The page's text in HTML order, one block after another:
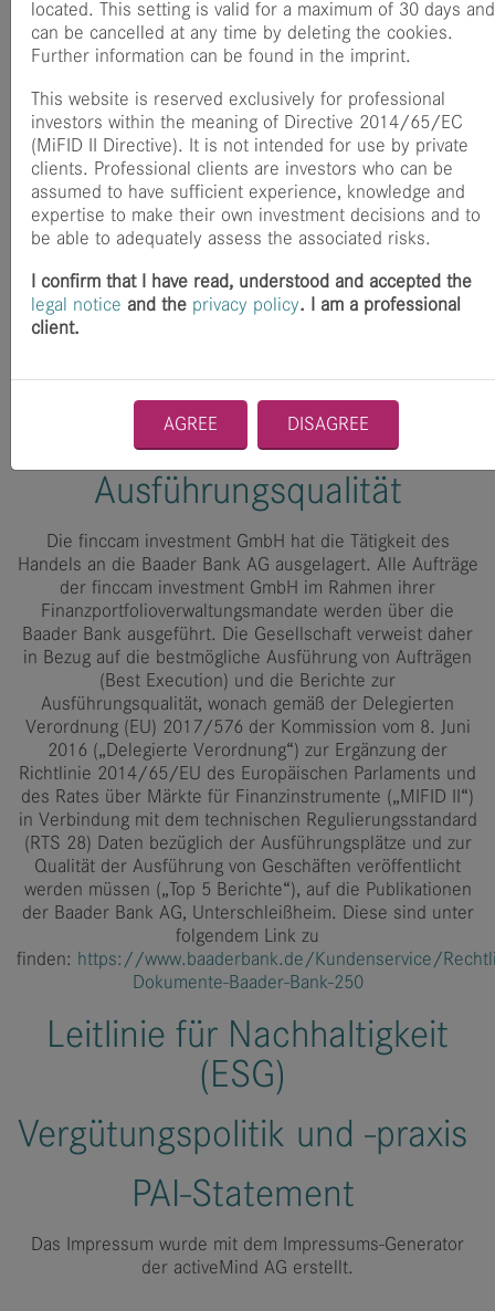
located. This setting is valid for a maximum of 30 days and
can be cancelled at any time by deleting the cookies.
Further information can be found in the imprint.
This website is reserved exclusively for professional
investors within the meaning of Directive 2014/65/EC
(MiFID II Directive). It is not intended for use by private
clients. Professional clients are investors who can be
assumed to have sufficient experience, knowledge and
expertise to make their own investment decisions and to
be able to adequately assess the associated risks.
I confirm that I have read, understood and accepted the
legal notice and the privacy policy. I am a professional
client.
AGREE DISAGREE
ursprünglichen Anlage zurückerlangt. Bestimmte
Anlageformen wie Derivate, sonstige Techniken und
Instrumente bergen zudem erhöhte Risiken in sich im
zählt insbesondere die Anlage in Optionsscheinen auf
Indices, Optionen und Finanzterminkontrakten. Eine
Anlage in den Fonds kann insbesondere mit
Risikofaktoren wie Allgemeines Markt-, Adressenausfall-,
Währungs-, Liquiditäts-, Zinsänderungsrisiko,
Konzentrationsrisiko, Kontrahentenrisiko, Risiko der
erhöhten Volatilität sowie Risiken im Zusammenhang mit
Derivategeschäften verbunden sein. Detaillierte Hinweise
zu den einzelnen Anlagerisiken, entnehmen Sie bitte dem
Verkaufsprospekt.
Bestmögliche Ausführung
und Bericht zur
Ausführungsqualität
Die finccam investment GmbH hat die Tätigkeit des
Handels an die Baader Bank AG ausgelagert. Alle Aufträge
der finccam investment GmbH im Rahmen ihrer
Finanzportfolioverwaltungsmandate werden über die
Baader Bank ausgeführt. Die Gesellschaft verweist daher
in Bezug auf die bestmögliche Ausführung von Aufträgen
(Best Execution) und die Berichte zur
Ausführungsqualität, wonach gemäß der Delegierten
Verordnung (EU) 2017/576 der Kommission vom 8. Juni
2016 („Delegierte Verordnung“) zur Ergänzung der
Richtlinie 2014/65/EU des Europäischen Parlaments und
des Rates über Märkte für Finanzinstrumente („MIFID II“)
in Verbindung mit dem technischen Regulierungsstandard
(RTS 28) Daten bezüglich der Ausführungsplätze und zur
Qualität der Ausführung von Geschäften veröffentlicht
werden müssen („Top 5 Berichte“), auf die Publikationen
der Baader Bank AG, Unterschleißheim. Diese sind unter
folgendem Link zu
finden: https://www.baaderbank.de/Kundenservice/
Dokumente-Baader-Bank-250
Leitlinie für Nachhaltigkeit
(ESG)
Vergütungspolitik und -praxis
PAI-Statement
Das Impressum wurde mit dem Impressums-Generator
der activeMind AG erstellt.